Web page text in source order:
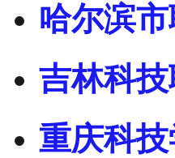
哈尔滨
吉林科
重庆科